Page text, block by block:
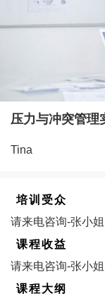
压力与冲突管理
Tina
培训受众
请来电咨询-张小姐
课程收益
请来电咨询-张小姐
课程大纲